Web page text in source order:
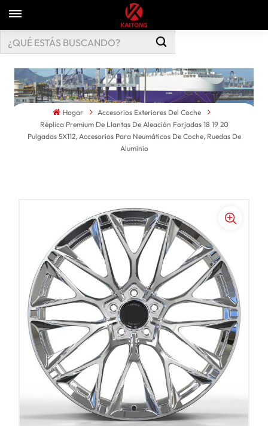
Hogar
Accesorios Exteriores Del Coche
Réplica Premium De Llantas De Aleación Forjadas 18 19 20
Pulgadas 5X112, Accesorios Para Neumáticos De Coche, Ruedas De
Aluminio